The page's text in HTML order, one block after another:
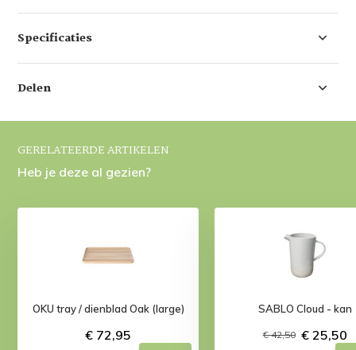
Specificaties
Delen
GERELATEERDE ARTIKELEN
Heb je deze al gezien?
OKU tray / dienblad Oak (large)
€ 72,95
SABLO Cloud - kan
€ 42,50 € 25,50